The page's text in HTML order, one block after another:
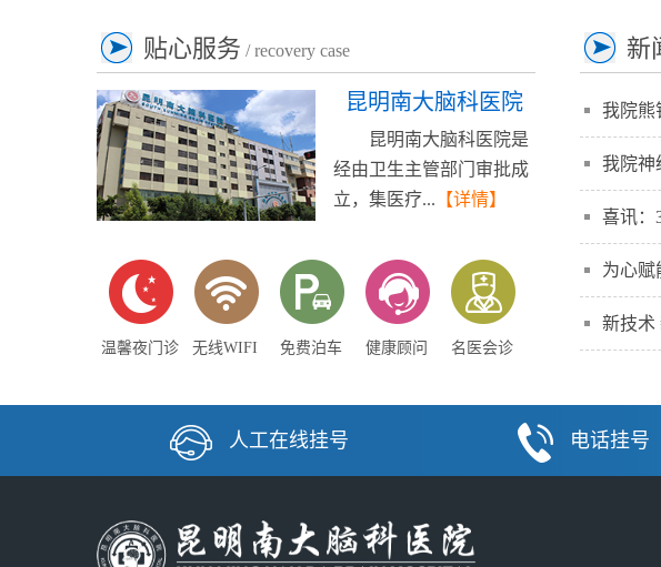
贴心服务 / recovery case
昆明南大脑科医院
昆明南大脑科医院是
经由卫生主管部门审批成
立，集医疗... 【详情】
温馨夜门诊 无线WIFI 免费泊车 健康顾问 名医会诊
新
我院熊
我院神
喜讯：
为心
新技术
人工在线挂号 电话挂号